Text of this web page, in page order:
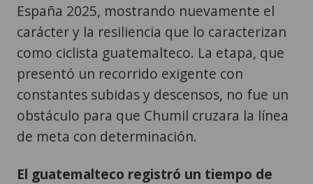
España 2025, mostrando nuevamente el
carácter y la resiliencia que lo caracterizan
como ciclista guatemalteco. La etapa, que
presentó un recorrido exigente con
constantes subidas y descensos, no fue un
obstáculo para que Chumil cruzara la línea
de meta con determinación.
El guatemalteco registró un tiempo de